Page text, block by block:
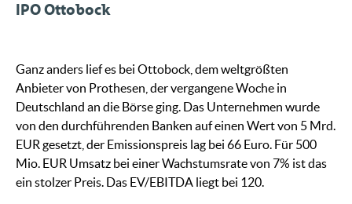
IPO Ottobock
Ganz anders lief es bei Ottobock, dem weltgrößten
Anbieter von Prothesen, der vergangene Woche in
Deutschland an die Börse ging. Das Unternehmen wurde
von den durchführenden Banken auf einen Wert von 5 Mrd.
EUR gesetzt, der Emissionspreis lag bei 66 Euro. Für 500
Mio. EUR Umsatz bei einer Wachstumsrate von 7% ist das
ein stolzer Preis. Das EV/EBITDA liegt bei 120.